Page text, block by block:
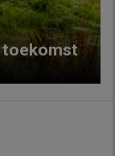
toekomst